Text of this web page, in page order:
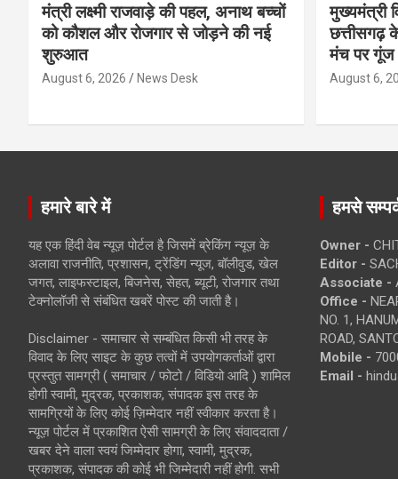
मंत्री लक्ष्मी राजवाड़े की पहल, अनाथ बच्चों
को कौशल और रोजगार से जोड़ने की नई
शुरुआत
August 6, 2026 News Desk
मुख्यमंत्री
छत्तीसगढ़
मंच पर गूंज
August 6,
हमारे बारे में
यह एक हिंदी वेब न्यूज़ पोर्टल है जिसमें ब्रेकिंग न्यूज़ के
अलावा राजनीति, प्रशासन, ट्रेंडिंग न्यूज, बॉलीवुड, खेल
जगत, लाइफस्टाइल, बिजनेस, सेहत, ब्यूटी, रोजगार तथा
टेक्नोलॉजी से संबंधित खबरें पोस्ट की जाती है।
Disclaimer - समाचार से सम्बंधित किसी भी तरह के
विवाद के लिए साइट के कुछ तत्वों में उपयोगकर्ताओं द्वारा
प्रस्तुत सामग्री ( समाचार / फोटो / विडियो आदि ) शामिल
होगी स्वामी, मुद्रक, प्रकाशक, संपादक इस तरह के
सामग्रियों के लिए कोई ज़िम्मेदार नहीं स्वीकार करता है।
न्यूज़ पोर्टल में प्रकाशित ऐसी सामग्री के लिए संवाददाता /
खबर देने वाला स्वयं जिम्मेदार होगा, स्वामी, मुद्रक,
प्रकाशक, संपादक की कोई भी जिम्मेदारी नहीं होगी. सभी
हमसे
Owner -
Editor -
Associate -
Office -
NO. 1,
ROAD,
Mobile -
Email -